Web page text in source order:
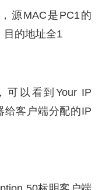
源MAC是PC1的
目的地址全1
可以看到Your IP
给客户端分配的IP